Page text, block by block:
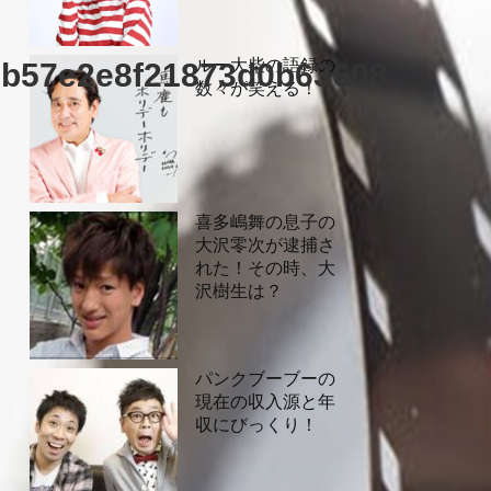
ルー大柴の語録の
数々が笑える！
喜多嶋舞の息子の
大沢零次が逮捕さ
れた！その時、大
沢樹生は？
パンクブーブーの
現在の収入源と年
収にびっくり！